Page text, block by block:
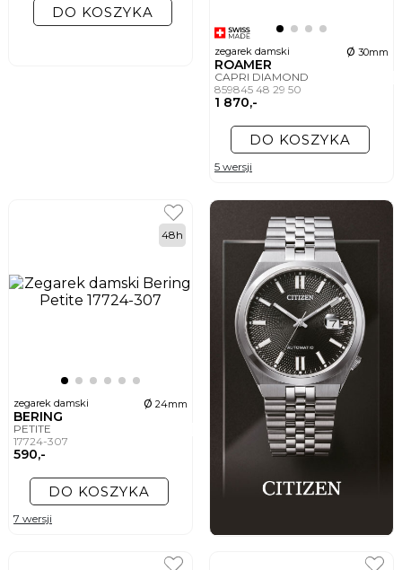
DO KOSZYKA
zegarek damski ø 30mm
ROAMER
CAPRI DIAMOND
859845 48 29 50
1 870,-
DO KOSZYKA
5 wersji
zegarek damski ø 24mm
BERING
PETITE
17724-307
590,-
48h
DO KOSZYKA
7 wersji